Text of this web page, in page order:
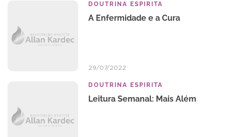
DOUTRINA ESPIRITA
A Enfermidade e a Cura
29/07/2022
DOUTRINA ESPIRITA
Leitura Semanal: Mais Além